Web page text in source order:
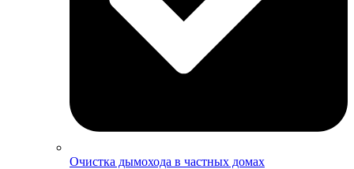
Очистка дымохода в частных домах